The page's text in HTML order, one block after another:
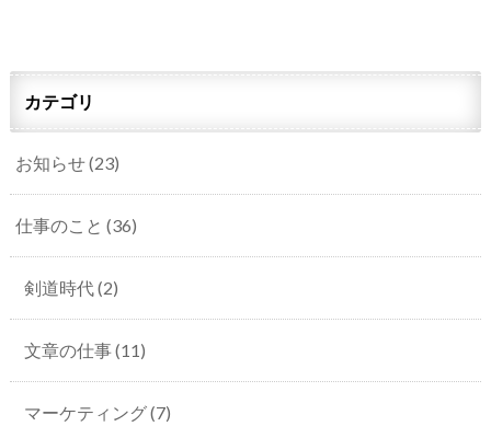
カテゴリ
お知らせ(23)
仕事のこと (36)
剣道時代(2)
文章の仕事(11)
マーケティング(7)